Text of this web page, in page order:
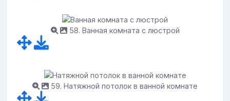
58. Ванная комната с люстрой
59. Натяжной потолок в ванной комнате